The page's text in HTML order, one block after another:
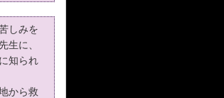
しみを
生に、
知られ
から救